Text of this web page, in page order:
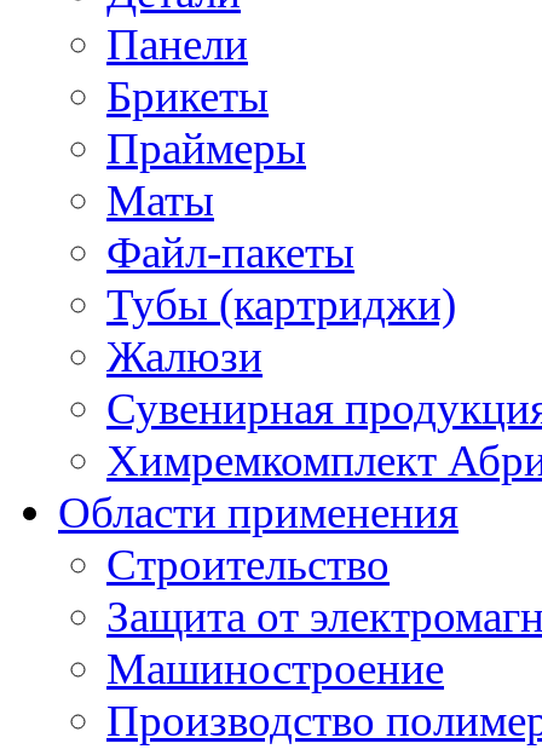
Панели
Брикеты
Праймеры
Маты
Файл-пакеты
Тубы (картриджи)
Жалюзи
Сувенирная
Химремкомплект
Области применения
Строительство
Защита от
Машиностроение
Производство